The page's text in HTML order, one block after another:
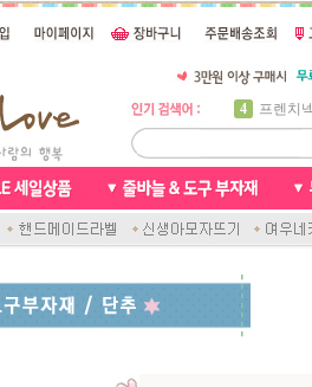
5
비니방
6
꽈배기
7
천연가
8
신생아
10
손뜨개인
1
자라무
2
3
4